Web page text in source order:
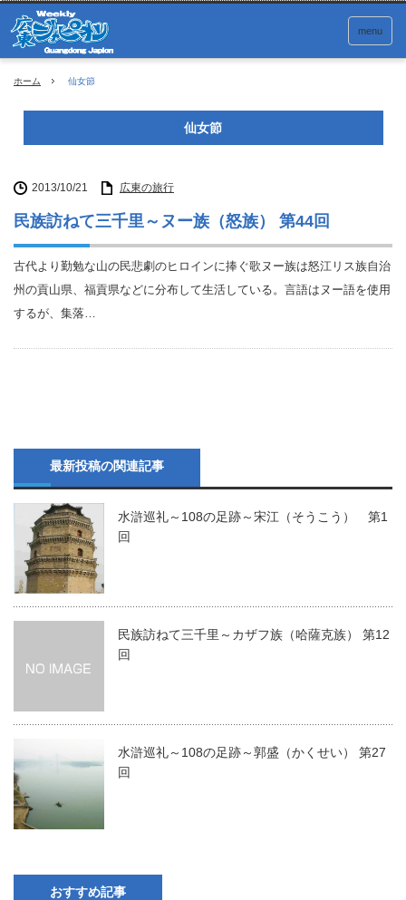
menu
ホーム 仙女節
仙女節
2013/10/21 広東の旅行
民族訪ねて三千里～ヌー族（怒族） 第44回
古代より勤勉な山の民悲劇のヒロインに捧ぐ歌ヌー族は怒江リス族自治
州の貢山県、福貢県などに分布して生活している。言語はヌー語を使用
するが、集落…
最新投稿の関連記事
水滸巡礼～108の足跡～宋江（そうこう） 第1
回
民族訪ねて三千里～カザフ族（哈薩克族） 第12
回
水滸巡礼～108の足跡～郭盛（かくせい） 第27
回
おすすめ記事